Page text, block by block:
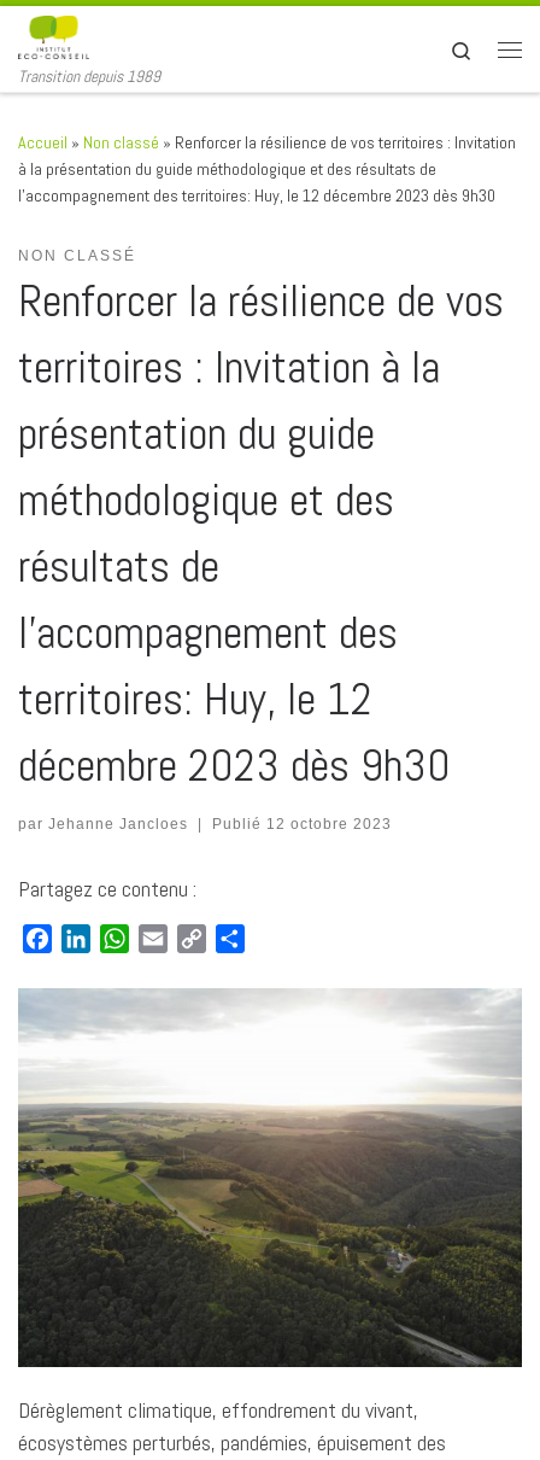
Passer au contenu
Transition depuis 1989
Search
Accueil » Non classé » Renforcer la résilience de vos territoires : Invitation
à la présentation du guide méthodologique et des résultats de
l’accompagnement des territoires: Huy, le 12 décembre 2023 dès 9h30
NON CLASSÉ
Renforcer la résilience de vos
territoires : Invitation à la
présentation du guide
méthodologique et des
résultats de
l’accompagnement des
territoires: Huy, le 12
décembre 2023 dès 9h30
par Jehanne Jancloes | Publié 12 octobre 2023
Partagez ce contenu :
c
o
k
n
k
I
n
W
a
t
p
p
a
i
p
n
k
r
e
r
Dérèglement climatique, effondrement du vivant,
écosystèmes perturbés, pandémies, épuisement des